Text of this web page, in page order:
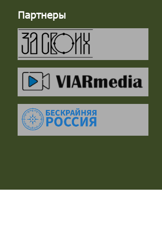
Партнеры